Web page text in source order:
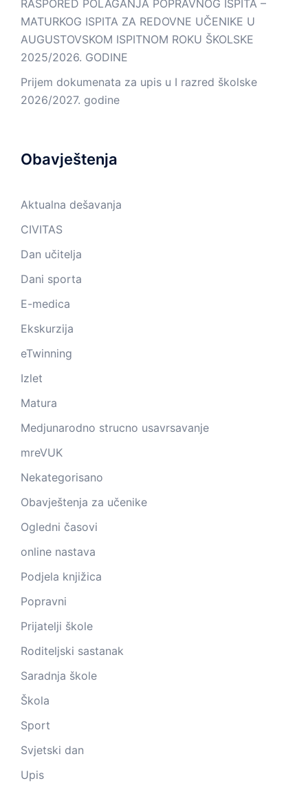
RASPORED POLAGANJA POPRAVNOG ISPITA –
MATURKOG ISPITA ZA REDOVNE UČENIKE U
AUGUSTOVSKOM ISPITNOM ROKU ŠKOLSKE
2025/2026. GODINE
Prijem dokumenata za upis u I razred školske
2026/2027. godine
Obavještenja
Aktualna dešavanja
CIVITAS
Dan učitelja
Dani sporta
E-medica
Ekskurzija
eTwinning
Izlet
Matura
Medjunarodno strucno usavrsavanje
mreVUK
Nekategorisano
Obavještenja za učenike
Ogledni časovi
online nastava
Podjela knjižica
Popravni
Prijatelji škole
Roditeljski sastanak
Saradnja škole
Škola
Sport
Svjetski dan
Upis